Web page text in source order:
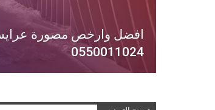
افضل وارخص مصورة
0550011024